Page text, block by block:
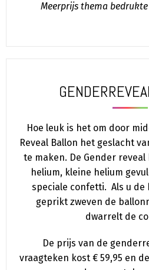
Meerprijs thema
Hoe leuk is het om door
Reveal Ballon het geslacht
te maken. De Gender
helium, kleine helium
speciale confetti. Als u
geprikt zweven de
dwarrelt de
De prijs van de
vraagteken kost € 59,95 en